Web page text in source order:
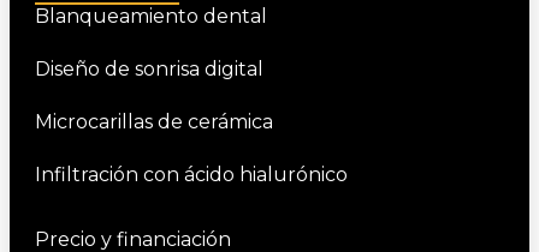
Blanqueamiento dental
Diseño de sonrisa digital
Microcarillas de cerámica
Infiltración con ácido hialurónico
Precio y financiación